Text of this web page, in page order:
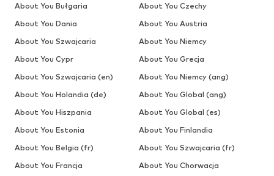
About You Bułgaria
About You Czechy
About You Dania
About You Austria
About You Szwajcaria
About You Niemcy
About You Cypr
About You Grecja
About You Szwajcaria (en)
About You Niemcy (ang)
About You Holandia (de)
About You Global (ang)
About You Hiszpania
About You Global (es)
About You Estonia
About You Finlandia
About You Belgia (fr)
About You Szwajcaria (fr)
About You Francja
About You Chorwacja